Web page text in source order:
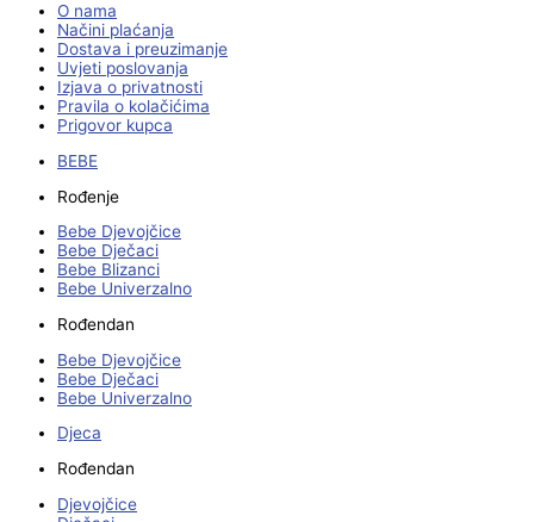
O nama
Načini plaćanja
Dostava i preuzimanje
Uvjeti poslovanja
Izjava o privatnosti
Pravila o kolačićima
Prigovor kupca
BEBE
Rođenje
Bebe Djevojčice
Bebe Dječaci
Bebe Blizanci
Bebe Univerzalno
Rođendan
Bebe Djevojčice
Bebe Dječaci
Bebe Univerzalno
Djeca
Rođendan
Djevojčice